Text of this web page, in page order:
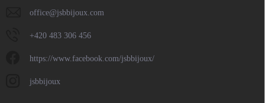
office@jsbbijoux.com
+420 483 306 456
https://www.facebook.com/jsbbijoux/
jsbbijoux